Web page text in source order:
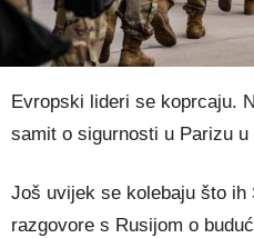
Evropski lideri se koprcaju.
samit o sigurnosti u Parizu
Još uvijek se kolebaju što ih
razgovore s Rusijom o